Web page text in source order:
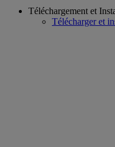
Téléchargement et
Télécharger et